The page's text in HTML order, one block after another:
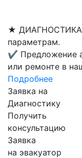
★ ДИАГНОСТИКА
параметрам.
✔ Предложение
или ремонте в
Подробнее
Заявка на
Диагностику
Получить
консультацию
Заявка
на эвакуатор